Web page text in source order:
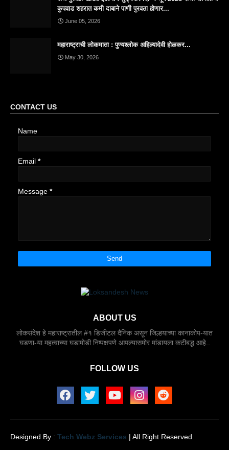
कुपवाड शहरात कमी दाबाने पाणी पुरवठा होणार...
June 05, 2026
महाराष्ट्राची लोकमाता : पुण्यश्लोक अहिल्यादेवी होळकर...
May 30, 2026
CONTACT US
Name
Email *
Message *
ABOUT US
लोकसंदेश हे महाराष्ट्रातील #१ डिजीटल दैनिक असून जिल्हयाच्या कानाकोप-यात
घडणा-या महत्वाच्या घडामोडी निष्पक्षपणे आपल्यासमोर मांडायला कटीबद्ध आहे..
FOLLOW US
Designed By : Tech Webz Services | All Right Reserved